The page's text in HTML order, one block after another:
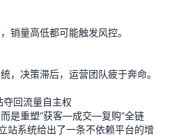
销量高低都可能触发风控。
，决策滞后，运营团队疲于奔命。
回流量自主权
是重塑“获客—成交—复购”全链
站系统给出了一条不依赖平台的增